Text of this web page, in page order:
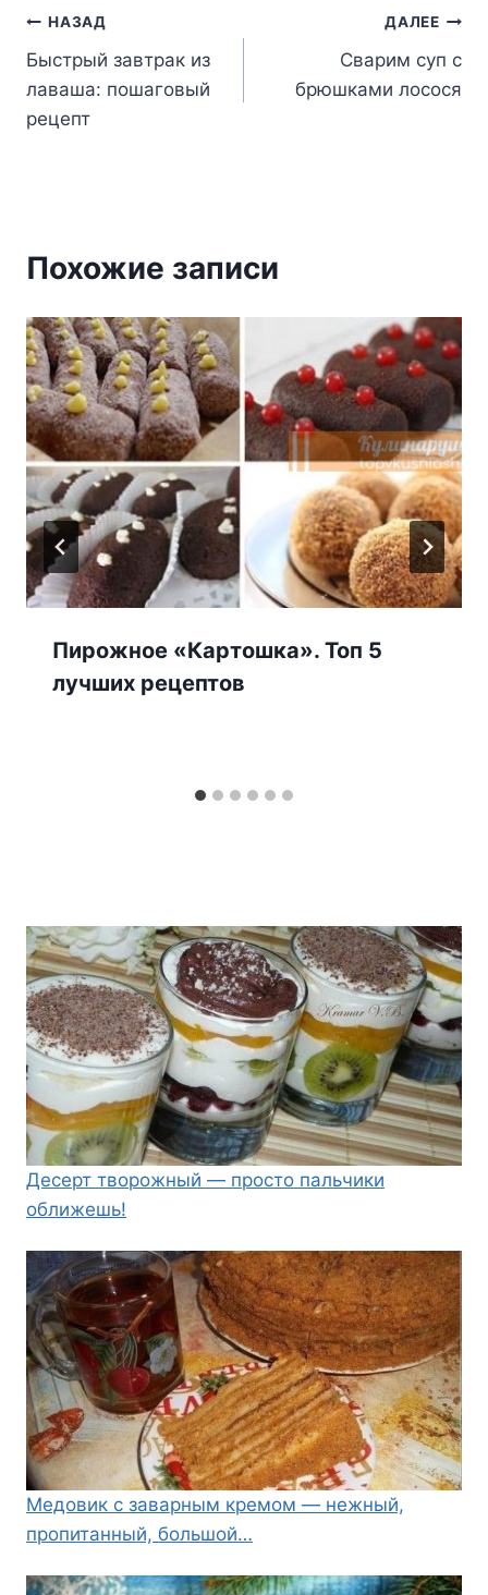
Навигация
по
записям
НАЗАД
Быстрый завтрак из
лаваша: пошаговый
рецепт
ДАЛЕЕ
Сварим суп c
брюшками лосося
Похожие записи
Пирожное «Картошка». Топ 5
лучших рецептов
Десерт творожный — просто пальчики
оближешь!
Медовик с заварным кремом — нежный,
пропитанный, большой…